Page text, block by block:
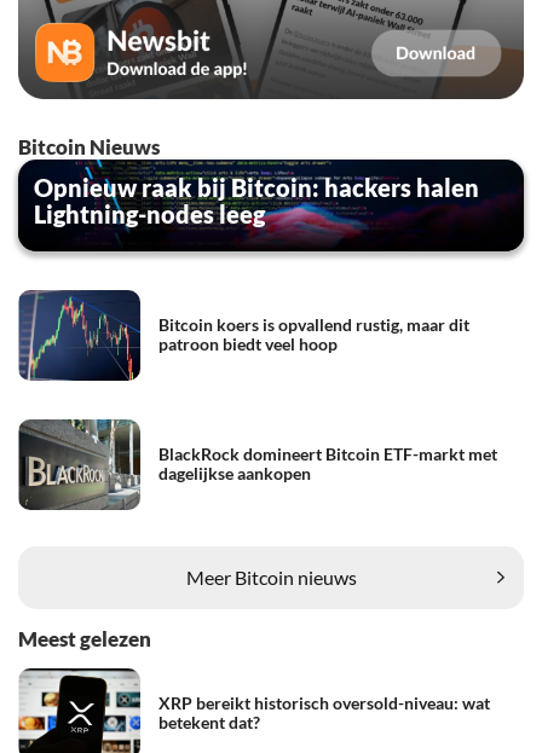
Bitcoin Nieuws
Opnieuw raak bij Bitcoin: hackers halen
Lightning-nodes leeg
Bitcoin koers is opvallend rustig, maar dit
patroon biedt veel hoop
BlackRock domineert Bitcoin ETF-markt met
dagelijkse aankopen
Meer Bitcoin nieuws
Meest gelezen
XRP bereikt historisch oversold-niveau: wat
betekent dat?